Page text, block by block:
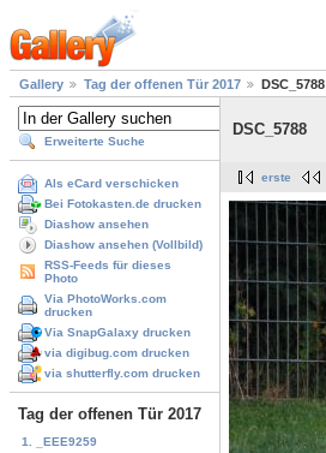
Gallery Tag der offenen Tür 2017 DSC_5788
Erweiterte Suche
Als eCard verschicken
Bei Fotokasten.de drucken
Diashow ansehen
Diashow ansehen (Vollbild)
RSS-Feeds für dieses
Photo
Via PhotoWorks.com
drucken
Via SnapGalaxy drucken
via digibug.com drucken
via shutterfly.com drucken
Tag der offenen Tür 2017
1. _EEE9259
DSC_5788
erste